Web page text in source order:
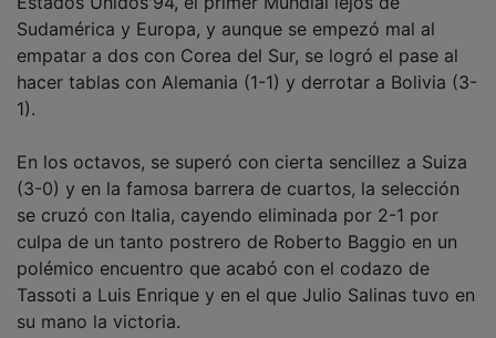
Sudamérica y Europa, y aunque se empezó mal al
empatar a dos con Corea del Sur, se logró el pase al
hacer tablas con Alemania (1-1) y derrotar a Bolivia (3-
1).
(3-0) y en la famosa barrera de cuartos, la selección
se cruzó con Italia, cayendo eliminada por 2-1 por
culpa de un tanto postrero de Roberto Baggio en un
polémico encuentro que acabó con el codazo de
Tassoti a Luis Enrique y en el que Julio Salinas tuvo en
su mano la victoria.